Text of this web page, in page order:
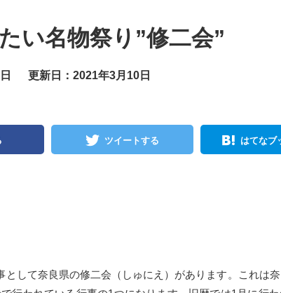
い名物祭り”修二会”
更新日：2021年3月10日
ツイートする はてなブ
として奈良県の修二会（しゅにえ）があります。これは